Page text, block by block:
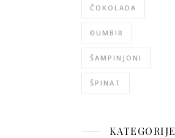
ČOKOLADA
ĐUMBIR
ŠAMPINJONI
ŠPINAT
KATEGORIJE